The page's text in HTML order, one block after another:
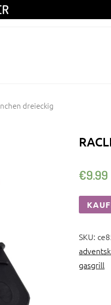
dreieckig
€9.99
SKU:
gasgrill